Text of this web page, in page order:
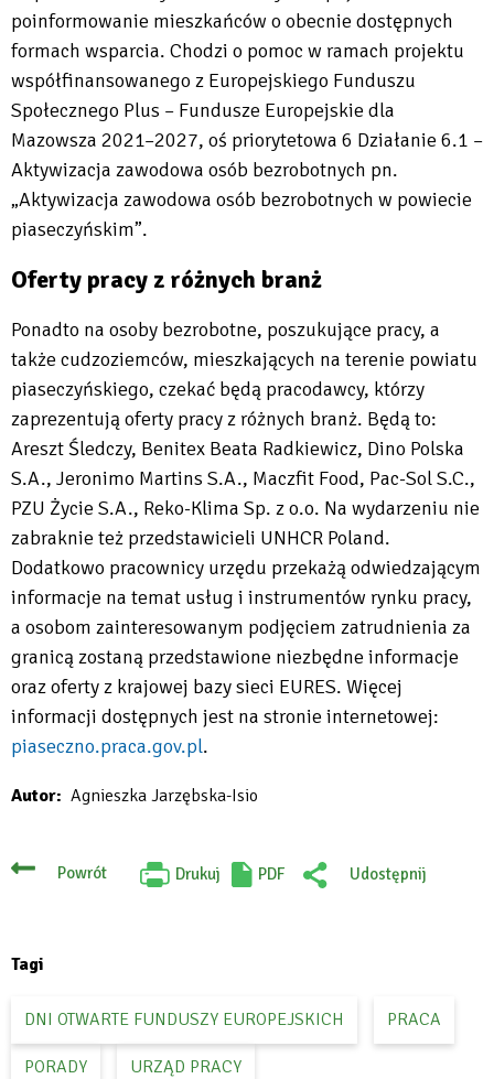
poinformowanie mieszkańców o obecnie dostępnych
formach wsparcia. Chodzi o pomoc w ramach projektu
współfinansowanego z Europejskiego Funduszu
Społecznego Plus – Fundusze Europejskie dla
Mazowsza 2021–2027, oś priorytetowa 6 Działanie 6.1 –
Aktywizacja zawodowa osób bezrobotnych pn.
„Aktywizacja zawodowa osób bezrobotnych w powiecie
piaseczyńskim”.
Oferty pracy z różnych branż
Ponadto na osoby bezrobotne, poszukujące pracy, a
także cudzoziemców, mieszkających na terenie powiatu
piaseczyńskiego, czekać będą pracodawcy, którzy
zaprezentują oferty pracy z różnych branż. Będą to:
Areszt Śledczy, Benitex Beata Radkiewicz, Dino Polska
S.A., Jeronimo Martins S.A., Maczfit Food, Pac-Sol S.C.,
PZU Życie S.A., Reko-Klima Sp. z o.o. Na wydarzeniu nie
zabraknie też przedstawicieli UNHCR Poland.
Dodatkowo pracownicy urzędu przekażą odwiedzającym
informacje na temat usług i instrumentów rynku pracy,
a osobom zainteresowanym podjęciem zatrudnienia za
granicą zostaną przedstawione niezbędne informacje
oraz oferty z krajowej bazy sieci EURES. Więcej
informacji dostępnych jest na stronie internetowej:
piaseczno.praca.gov.pl.
Autor Agnieszka Jarzębska-Isio
Powrót Drukuj
Will
PDF
Udostępnij
Tagi
DNI OTWARTE FUNDUSZY EUROPEJSKICH PRACA
PORADY URZĄD PRACY